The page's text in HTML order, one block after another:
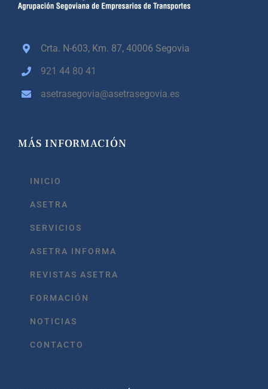
Crta. N-603, Km. 87,40006 Segovia
921 44 80 41
asetrasegovia@asetrasegovia.es
MÁS INFORMACIÓN
INICIO
ASETRA
SERVICIOS
ASETRA INFORMA
REVISTAS ASETRA
FORMACIÓN
NOTICIAS
CONTACTO